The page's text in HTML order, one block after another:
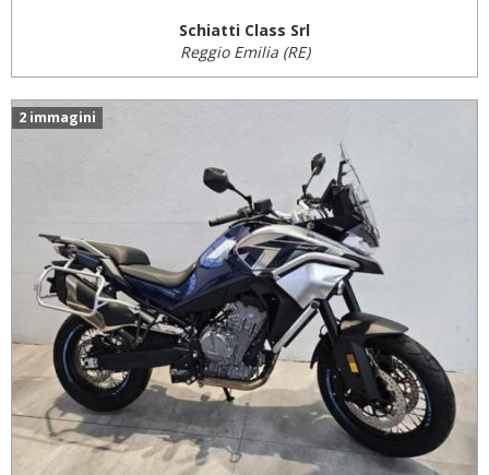
Schiatti Class Srl
Reggio Emilia (RE)
2 immagini